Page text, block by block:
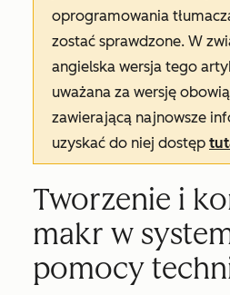
oprogramowania
zostać sprawdzone. W
angielska wersja tego
uważana za wersję
zawierającą najnowsze
uzyskać do niej dostęp
Tworzenie i
makr w
pomocy